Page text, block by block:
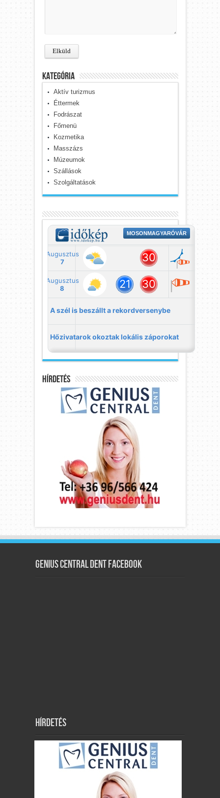
kategória
Aktív turizmus
Éttermek
Fodrászat
Főmenü
Kozmetika
Masszázs
Múzeumok
Szállások
Szolgáltatások
Hírdetés
Genius Central Dent Facebook
Hírdetés